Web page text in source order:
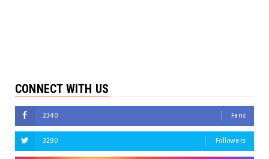
CONNECT WITH US
2340 Fans
3290 Followers